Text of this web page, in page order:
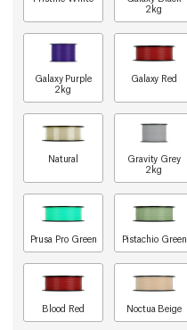
2kg
Galaxy Purple
2kg
Galaxy Red
Natural
Gravity Grey
2kg
Prusa Pro Green Pistachio Green
Blood Red Noctua Beige